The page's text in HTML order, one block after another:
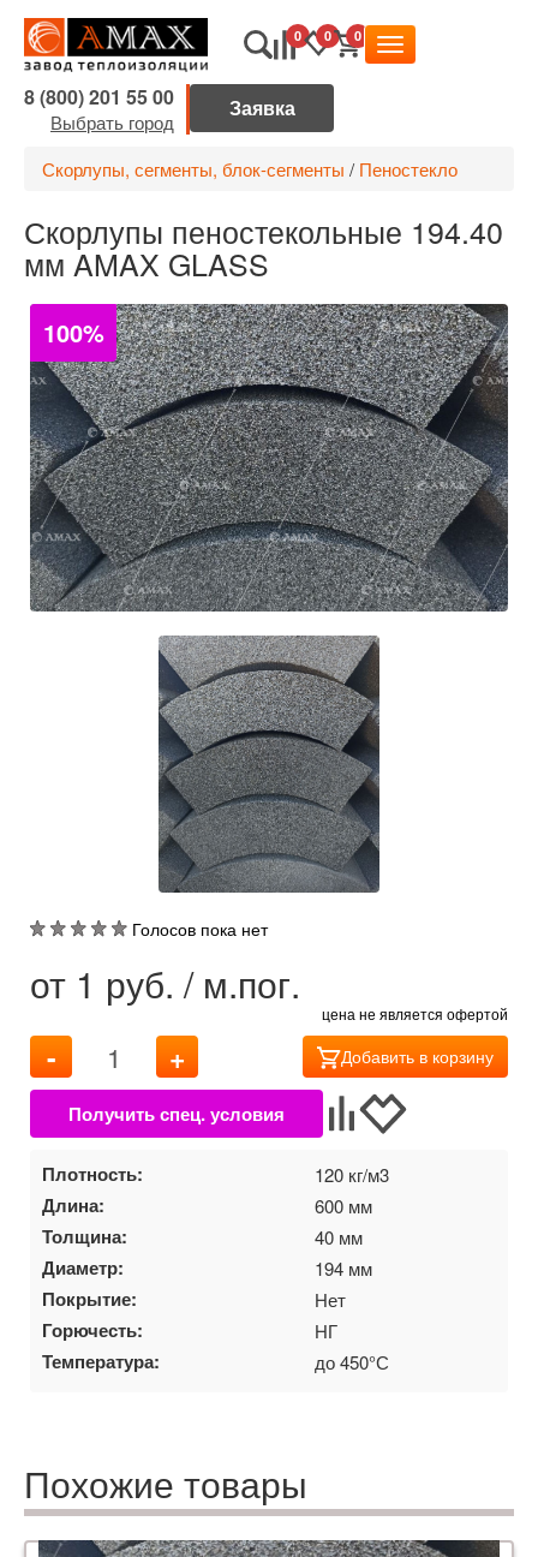
0 0 0
8 (800) 201 55 00
Выбрать город
Скорлупы, сегменты, блок-сегменты / Пеностекло
Скорлупы пеностекольные 194.40
мм AMAX GLASS
100%
Голосов пока нет
от 1 руб. / м.пог.
цена не является офертой
- + Добавить в корзину
Плотность: 120 кг/м3
Длина: 600 мм
Толщина: 40 мм
Диаметр: 194 мм
Покрытие: Нет
Горючесть: НГ
Температура: до 450°С
Похожие товары